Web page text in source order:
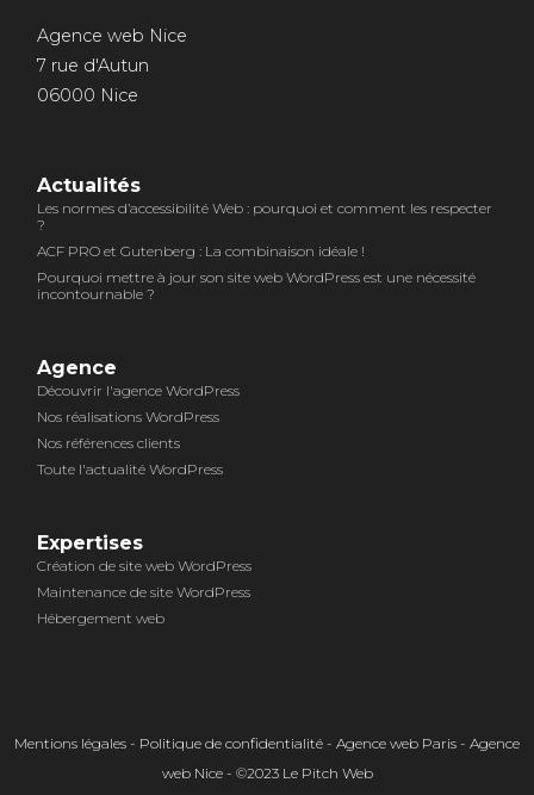
Agence web Nice
7 rue d'Autun
06000 Nice
Actualités
Les normes d’accessibilité Web : pourquoi et comment les respecter
?
ACF PRO et Gutenberg : La combinaison idéale !
Pourquoi mettre à jour son site web WordPress est une nécessité
incontournable ?
Agence
Découvrir l'agence WordPress
Nos réalisations WordPress
Nos références clients
Toute l'actualité WordPress
Expertises
Création de site web WordPress
Maintenance de site WordPress
Hébergement web
Mentions légales - Politique de confidentialité - Agence web Paris - Agence
web Nice - ©2023 Le Pitch Web